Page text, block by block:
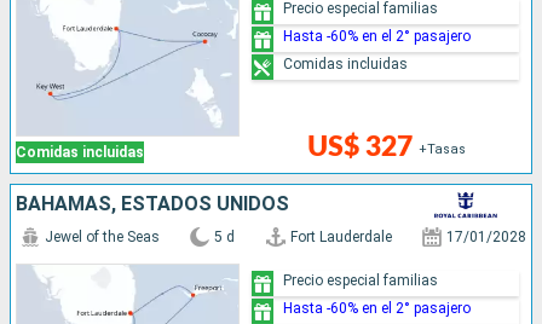
Comidas incluidas US$ 327 +Tasas
Precio especial familias
Hasta -60% en el 2° pasajero
Comidas incluidas
BAHAMAS, ESTADOS UNIDOS
Jewel of the Seas 5 d Fort Lauderdale 17/01/2028
Precio especial familias
Hasta -60% en el 2° pasajero